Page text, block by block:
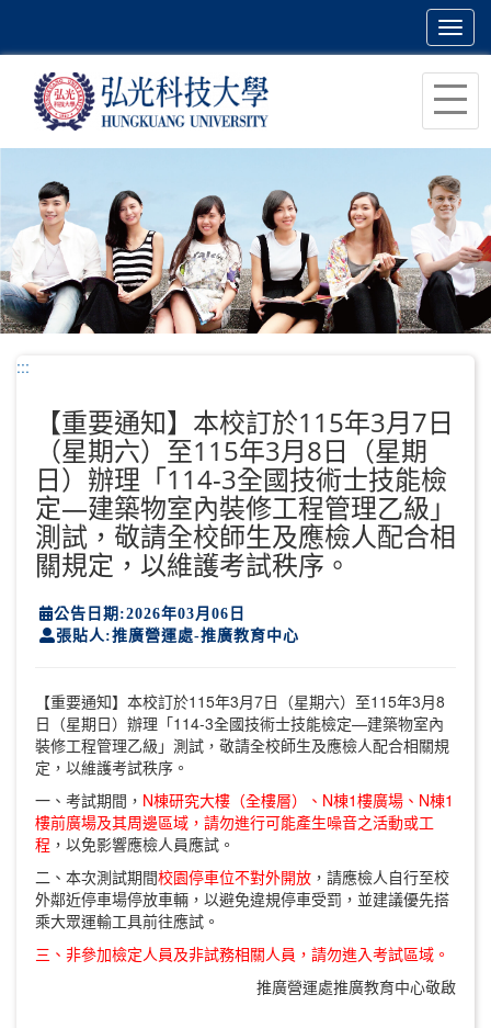
主
容
區
塊
:::
【重要通知】本校訂於115年3月7日
（星期六）至115年3月8日（星期
日）辦理「114-3全國技術士技能檢
定—建築物室內裝修工程管理乙級」
測試，敬請全校師生及應檢人配合相
關規定，以維護考試秩序。
公告日期:2026年03月06日
張貼人:推廣營運處-推廣教育中心
【重要通知】本校訂於115年3月7日（星期六）至115年3月8
日（星期日）辦理「114-3全國技術士技能檢定—建築物室內
裝修工程管理乙級」測試，敬請全校師生及應檢人配合相關規
定，以維護考試秩序。
一、考試期間， N棟研究大樓（全樓層）、N棟1樓廣場、N棟1
樓前廣場及其周邊區域，請勿進行可能產生噪音之活動或工
程 ，以免影響應檢人員應試。
二、本次測試期間校園停車位不對外開放，請應檢人自行至校
外鄰近停車場停放車輛，以避免違規停車受罰，並建議優先搭
乘大眾運輸工具前往應試。
三、非參加檢定人員及非試務相關人員，請勿進入考試區域。
推廣營運處推廣教育中心敬啟